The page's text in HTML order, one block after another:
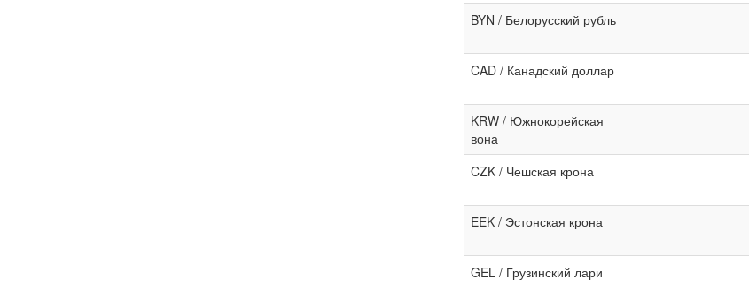
BYN / Белорусский рубль
CAD / Канадский доллар
KRW / Южнокорейская
вона
CZK / Чешская крона
EEK / Эстонская крона
GEL / Грузинский лари